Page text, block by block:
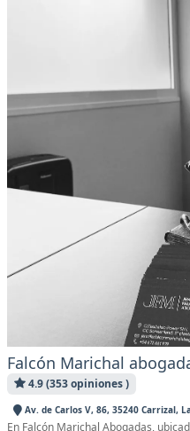
Falcón Marichal
4.9 (353 opiniones )
Av. de Carlos V, 86, 35240 Carrizal,
En Falcón Marichal Abogadas,